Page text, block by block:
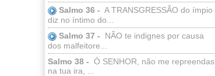
Salmo 36 - A TRANSGRESSÃO do ímpio
diz no íntimo do...
Salmo 37 -
NÃO te indignes por causa
dos malfeitore...
Salmo 38 - Ó SENHOR, não me repreendas
na tua ira, ...